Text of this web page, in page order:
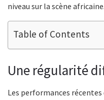
niveau sur la scène africaine.
Table of Contents
Une régularité
Les performances